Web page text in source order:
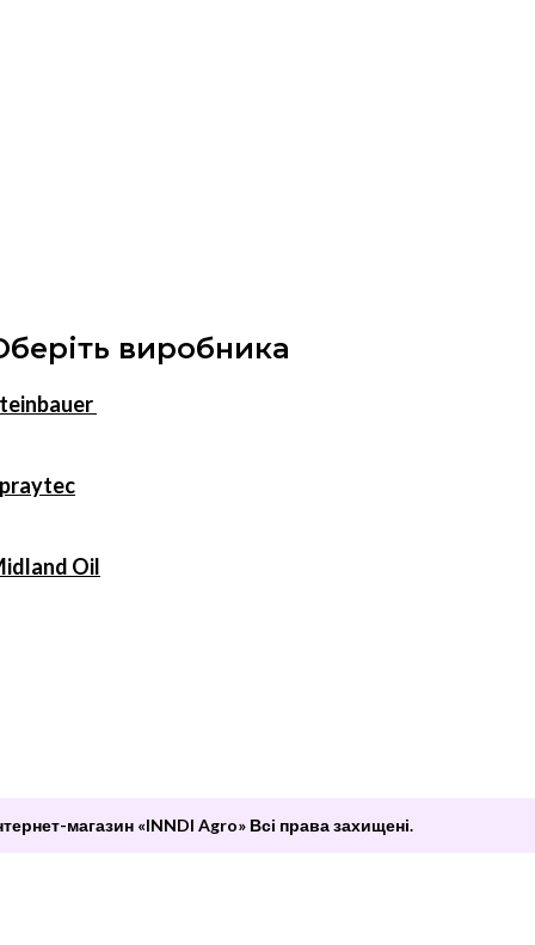
виробника
Oil
магазин «INNDI Agro» Всі права захищені.